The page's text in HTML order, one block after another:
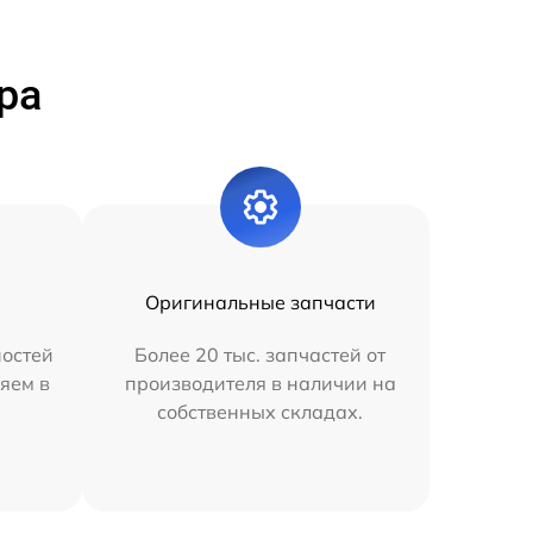
в
Оригинальные запчасти
Более 20 тыс. запчастей от
производителя в наличии на
собственных складах.